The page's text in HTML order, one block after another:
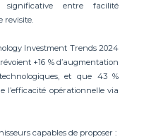
entre facilité
revisite.
Investment Trends 2024
+16 % d’augmentation
et que 43 %
l’efficacité opérationnelle via
capables de proposer :